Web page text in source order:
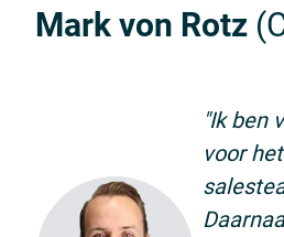
Mark von Rotz
"Ik ben
voor